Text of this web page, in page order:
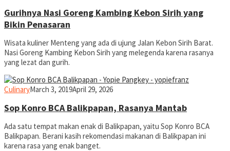
Gurihnya Nasi Goreng Kambing Kebon Sirih yang
Bikin Penasaran
Wisata kuliner Menteng yang ada di ujung Jalan Kebon Sirih Barat.
Nasi Goreng Kambing Kebon Sirih yang melegenda karena rasanya
yang lezat dan gurih.
Culinaryyopiefranz
March 3, 2019April 29, 2026
Sop Konro BCA Balikpapan, Rasanya Mantab
Ada satu tempat makan enak di Balikpapan, yaitu Sop Konro BCA
Balikpapan. Berani kasih rekomendasi makanan di Balikpapan ini
karena rasa yang enak banget.